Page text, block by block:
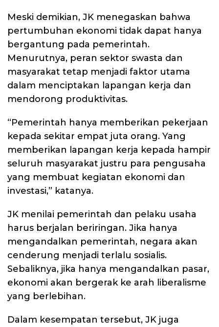
Meski demikian, JK menegaskan bahwa
pertumbuhan ekonomi tidak dapat hanya
bergantung pada pemerintah.
Menurutnya, peran sektor swasta dan
masyarakat tetap menjadi faktor utama
dalam menciptakan lapangan kerja dan
mendorong produktivitas.
“Pemerintah hanya memberikan pekerjaan
kepada sekitar empat juta orang. Yang
memberikan lapangan kerja kepada hampir
seluruh masyarakat justru para pengusaha
yang membuat kegiatan ekonomi dan
investasi,” katanya.
JK menilai pemerintah dan pelaku usaha
harus berjalan beriringan. Jika hanya
mengandalkan pemerintah, negara akan
cenderung menjadi terlalu sosialis.
Sebaliknya, jika hanya mengandalkan pasar,
ekonomi akan bergerak ke arah liberalisme
yang berlebihan.
Dalam kesempatan tersebut, JK juga